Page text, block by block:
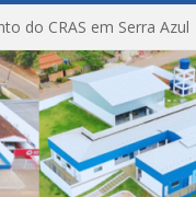
do CRAS em Serra Azul